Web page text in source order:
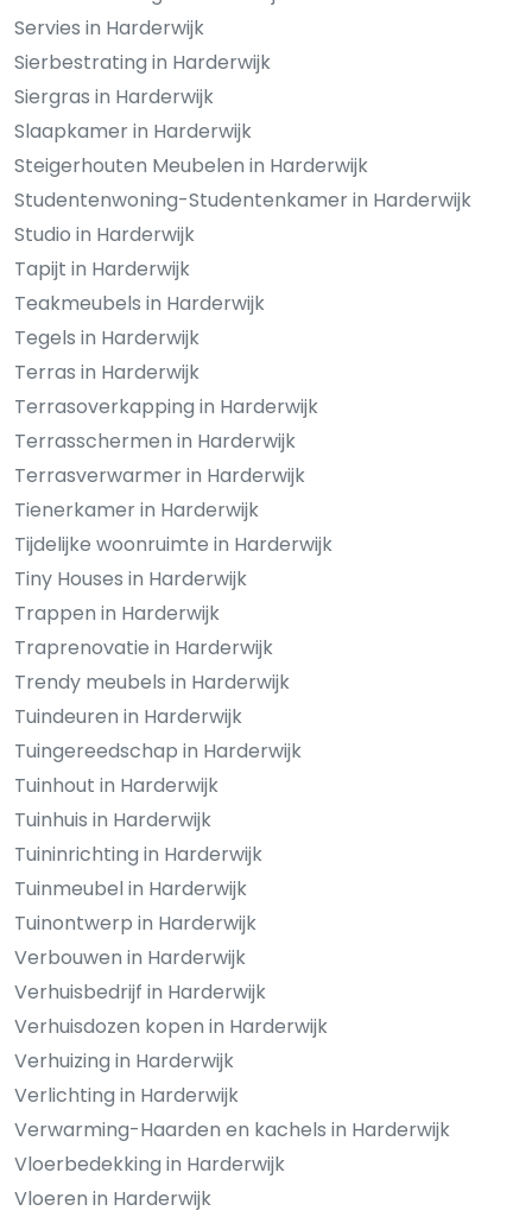
Servies in Harderwijk
Sierbestrating in Harderwijk
Siergras in Harderwijk
Slaapkamer in Harderwijk
Steigerhouten Meubelen in Harderwijk
Studentenwoning-Studentenkamer in Harderwijk
Studio in Harderwijk
Tapijt in Harderwijk
Teakmeubels in Harderwijk
Tegels in Harderwijk
Terras in Harderwijk
Terrasoverkapping in Harderwijk
Terrasschermen in Harderwijk
Terrasverwarmer in Harderwijk
Tienerkamer in Harderwijk
Tijdelijke woonruimte in Harderwijk
Tiny Houses in Harderwijk
Trappen in Harderwijk
Traprenovatie in Harderwijk
Trendy meubels in Harderwijk
Tuindeuren in Harderwijk
Tuingereedschap in Harderwijk
Tuinhout in Harderwijk
Tuinhuis in Harderwijk
Tuininrichting in Harderwijk
Tuinmeubel in Harderwijk
Tuinontwerp in Harderwijk
Verbouwen in Harderwijk
Verhuisbedrijf in Harderwijk
Verhuisdozen kopen in Harderwijk
Verhuizing in Harderwijk
Verlichting in Harderwijk
Verwarming-Haarden en kachels in Harderwijk
Vloerbedekking in Harderwijk
Vloeren in Harderwijk